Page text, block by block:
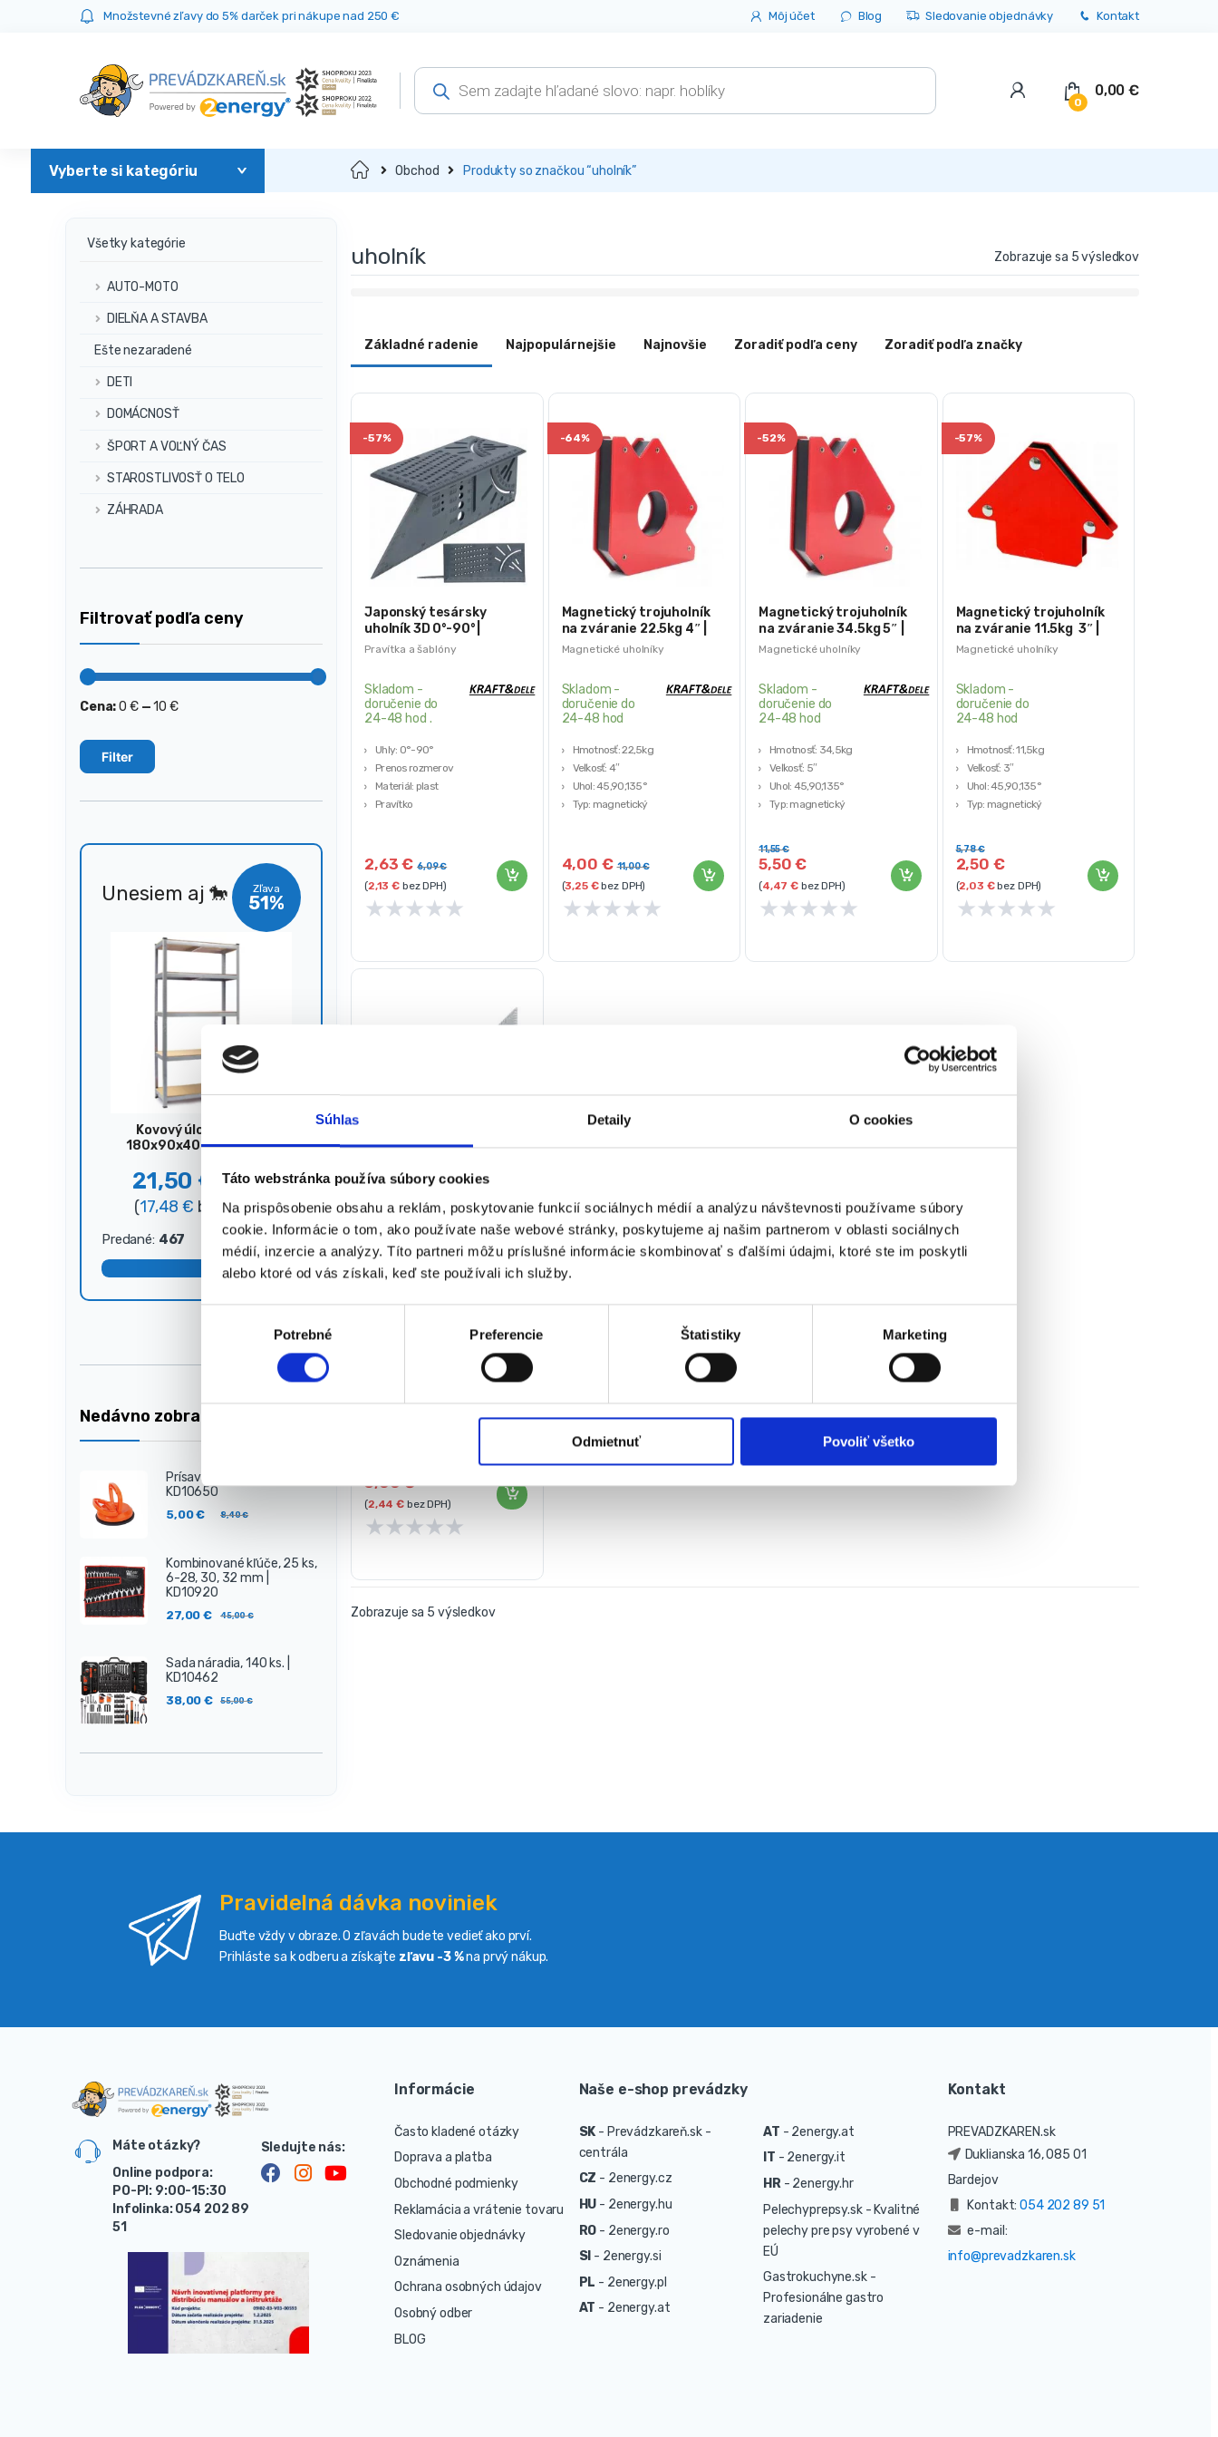
Súhlas Detaily O cookies
Táto webstránka používa súbory cookies
Na prispôsobenie obsahu a reklám, poskytovanie funkcií sociálnych médií a analýzu návštevnosti používame súbory
cookie. Informácie o tom, ako používate naše webové stránky, poskytujeme aj našim partnerom v oblasti sociálnych
médií, inzercie a analýzy. Títo partneri môžu príslušné informácie skombinovať s ďalšími údajmi, ktoré ste im poskytli
alebo ktoré od vás získali, keď ste používali ich služby.
r
ú
l
a
Potrebné Preferencie Štatistiky Marketing
Odmietnuť Povoliť všetko
Množstevné zľavy do 5% darček pri nákupe nad 250 € Môj účet Blog Sledovanie objednávky Kontakt
Products
search
0
0,00€
Domov Obchod Produkty so značkou “uholník”
uholník Zobrazuje sa 5 výsledkov
Základné radenie Najpopulárnejšie Najnovšie Zoradiť podľa ceny Zoradiť podľa značky
Pravítka a šablóny
-57%
Japonský tesársky
uholník 3D 0°-90° |
KD10384
Skladom -
doručenie do
24-48 hod .
Uhly: 0°-90°
Prenos rozmerov
Materiál: plast
Pravítko
2,63€ 6,09€
(2,13€ bez DPH)
★★★★★
Magnetické uholníky
-64%
Magnetický trojuholník
na zváranie 22.5kg 4″ |
KD1898
Skladom -
doručenie do
24-48 hod
Hmotnosť: 22,5kg
Veľkosť: 4″
Uhol: 45,90,135°
Typ: magnetický
4,00 € 11,00€
(3,25 €bez DPH)
★★★★★
Magnetické uholníky
-52%
Magnetický trojuholník
na zváranie 34.5kg 5″ |
KD1899
Skladom -
doručenie do
24-48 hod
Hmotnosť: 34,5kg
Veľkosť: 5″
Uhol: 45,90,135°
Typ: magnetický
5,50€
11,55€
(4,47€ bez DPH)
★★★★★
Magnetické uholníky
-57%
Magnetický trojuholník
na zváranie 11.5kg 3″ |
KD1897
Skladom -
doručenie do
24-48 hod
Hmotnosť: 11,5kg
Veľkosť: 3″
Uhol: 45,90,135°
Typ: magnetický
2,50 €
5,78€
(2,03 €bez DPH)
★★★★★
DIELŇA A STAVBA ,Ručné
náradie
Tesársky uholník
hliníkový 7″ | KD10372
Na sklade u
dodávateľa
8
Rozmery uholníka: 185 x 182 x 258
mm.
3,00€
(2,44€ bez DPH)
★★★★★
Zobrazuje sa 5 výsledkov
Všetky kategórie
AUTO-MOTO
DIELŇA A STAVBA
Ešte nezaradené
DETI
DOMÁCNOSŤ
ŠPORT A VOĽNÝ ČAS
STAROSTLIVOSŤ O TELO
ZÁHRADA
Filtrovať podľa ceny
Minimálna
Maximálna
Filter
Cena:0 €—10 €
Unesiem aj 🐎 Zľava
51%
Kovový úložný regál,
180x90x40 cm, 875 kg,
21,50 € 44,00€
(17,48€ bez DPH)
Predané: 467 Dostupné:33
Nedávno zobrazené produkty
Prísavka na sklo 50kg |
KD10650
5,00€ 8,40€
Kombinované kľúče, 25 ks,
6-28, 30, 32 mm |
KD10920
27,00€ 45,00€
Sada náradia, 140 ks. |
KD10462
38,00€ 55,00€
Pravidelná dávka noviniek
Buďte vždy v obraze. O zľavách budete vedieť ako prví.
Prihláste sa k odberu a získajte zľavu -3 %na prvý nákup.
Máte otázky?
Online podpora:
PO-PI: 9:00-15:30
Infolinka: 054 202 89
51
Informácie
Často kladené otázky
Doprava a platba
Obchodné podmienky
Reklamácia a vrátenie tovaru
Sledovanie objednávky
Oznámenia
Ochrana osobných údajov
Osobný odber
BLOG
Naše e-shop prevádzky
SK - Prevádzkareň.sk -
centrála
CZ - 2energy.cz
HU - 2energy.hu
RO - 2energy.ro
SI - 2energy.si
PL - 2energy.pl
AT - 2energy.at
AT - 2energy.at
IT - 2energy.it
HR- 2energy.hr
Pelechyprepsy.sk - Kvalitné
pelechy pre psy vyrobené v
EÚ
Gastrokuchyne.sk -
Profesionálne gastro
zariadenie
Kontakt
PREVADZKAREN.sk
Duklianska 16, 085 01
Bardejov
Kontakt:054 202 89 51
e-mail:
info@prevadzkaren.sk